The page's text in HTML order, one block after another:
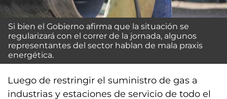
Si bien el Gobierno afirma que la situación se
regularizará con el correr de la jornada, algunos
representantes del sector hablan de mala praxis
energética.
Luego de restringir el suministro de gas a
industrias y estaciones de servicio de todo el